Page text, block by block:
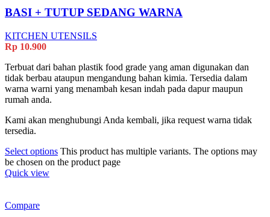
BASI + TUTUP SEDANG WARNA
KITCHEN UTENSILS
Rp 10.900
Terbuat dari bahan plastik food grade yang aman digunakan dan
tidak berbau ataupun mengandung bahan kimia. Tersedia dalam
warna warni yang menambah kesan indah pada dapur maupun
rumah anda.
Kami akan menghubungi Anda kembali, jika request warna tidak
tersedia.
Select options This product has multiple variants. The options may
be chosen on the product page
Quick view
Compare